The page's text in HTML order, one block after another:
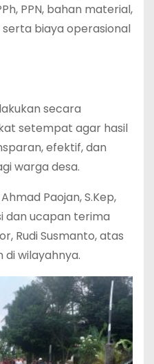
PPN, bahan material,
biaya operasional
secara
setempat agar hasil
efektif, dan
warga desa.
Paojan, S.Kep,
dan ucapan terima
Rudi Susmanto, atas
wilayahnya.